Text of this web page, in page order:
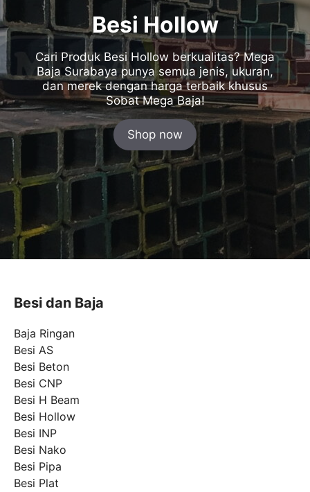
Besi Hollow
Cari Produk Besi Hollow berkualitas? Mega
Baja Surabaya punya semua jenis, ukuran,
dan merek dengan harga terbaik khusus
Sobat Mega Baja!
Shop now
Besi dan Baja
Baja Ringan
Besi AS
Besi Beton
Besi CNP
Besi H Beam
Besi Hollow
Besi INP
Besi Nako
Besi Pipa
Besi Plat